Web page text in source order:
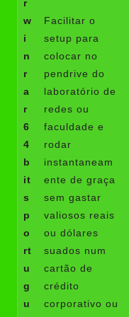
r
w
i
n
r
a
r
6
4
b
it
s
p
o
rt
u
g
u
Facilitar o
setup para
colocar no
pendrive do
laboratório de
redes ou
faculdade e
rodar
instantaneam
ente de graça
sem gastar
valiosos reais
ou dólares
suados num
cartão de
crédito
corporativo ou